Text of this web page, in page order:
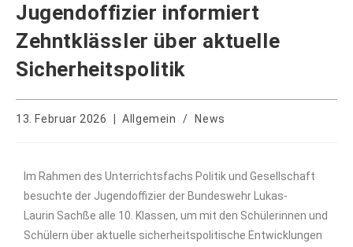
Jugendoffizier informiert
Zehntklässler über aktuelle
Sicherheitspolitik
13. Februar 2026 Allgemein / News
Im Rahmen des Unterrichtsfachs Politik und Gesellschaft
besuchte der Jugendoffizier der Bundeswehr Lukas-
Laurin Sachße alle 10. Klassen, um mit den Schülerinnen und
Schülern über aktuelle sicherheitspolitische Entwicklungen